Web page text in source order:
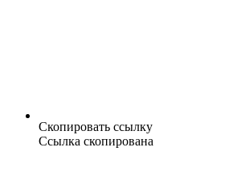
Скопировать ссылку
Ссылка скопирована